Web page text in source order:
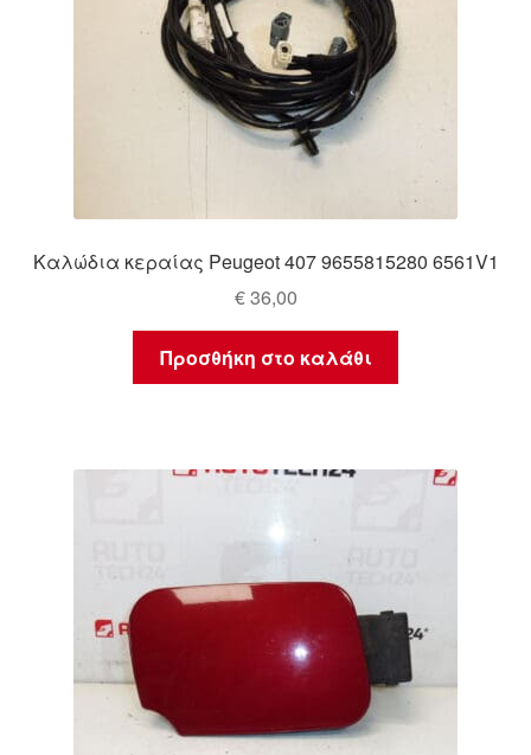
Καλώδια κεραίας Peugeot 407 9655815280 6561V1
€36,00
Προσθήκη στο καλάθι